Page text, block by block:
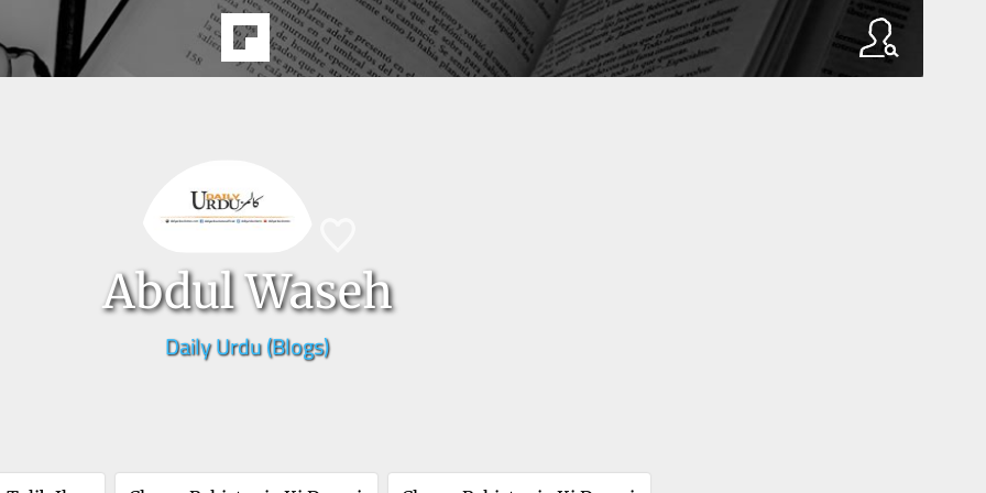
Abdul Waseh
Daily Urdu (Blogs)